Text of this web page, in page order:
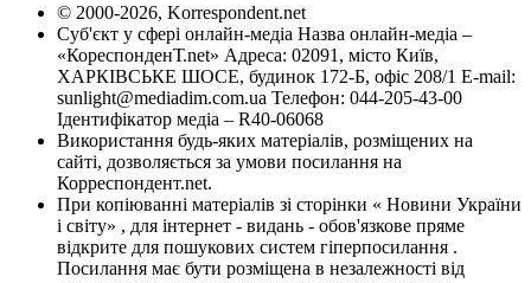
© 2000-2026, Korrespondent.net
Суб'єкт у сфері онлайн-медіа Назва онлайн-медіа –
«КореспонденТ.net» Адреса: 02091, місто Київ,
ХАРКІВСЬКЕ ШОСЕ, будинок 172-Б, офіс 208/1 E-mail:
sunlight@mediadim.com.ua Телефон: 044-205-43-00
Ідентифікатор медіа – R40-06068
Використання будь-яких матеріалів, розміщених на
сайті, дозволяється за умови посилання на
Корреспондент.net.
При копіюванні матеріалів зі сторінки « Новини України
і світу» , для інтернет - видань - обов'язкове пряме
відкрите для пошукових систем гіперпосилання .
Посилання має бути розміщена в незалежності від